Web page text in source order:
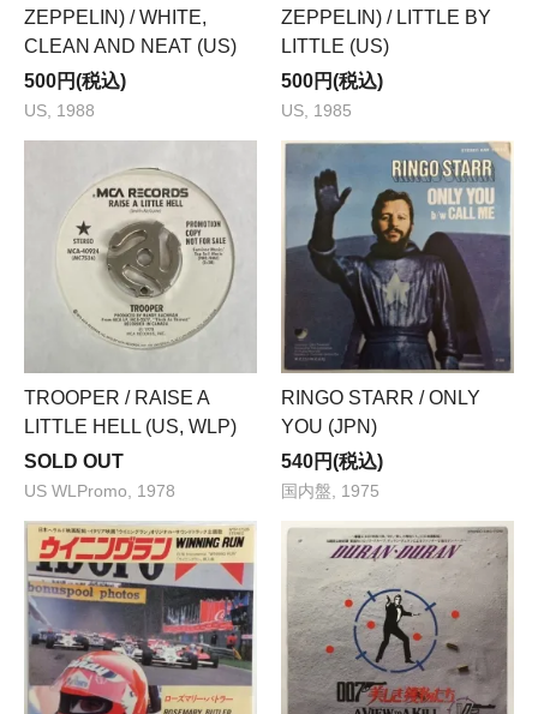
ZEPPELIN) / WHITE,
CLEAN AND NEAT (US)
500円(税込)
US, 1988
ZEPPELIN) / LITTLE BY
LITTLE (US)
500円(税込)
US, 1985
TROOPER / RAISE A
LITTLE HELL (US, WLP)
SOLD OUT
US WLPromo, 1978
RINGO STARR / ONLY
YOU (JPN)
540円(税込)
国内盤, 1975